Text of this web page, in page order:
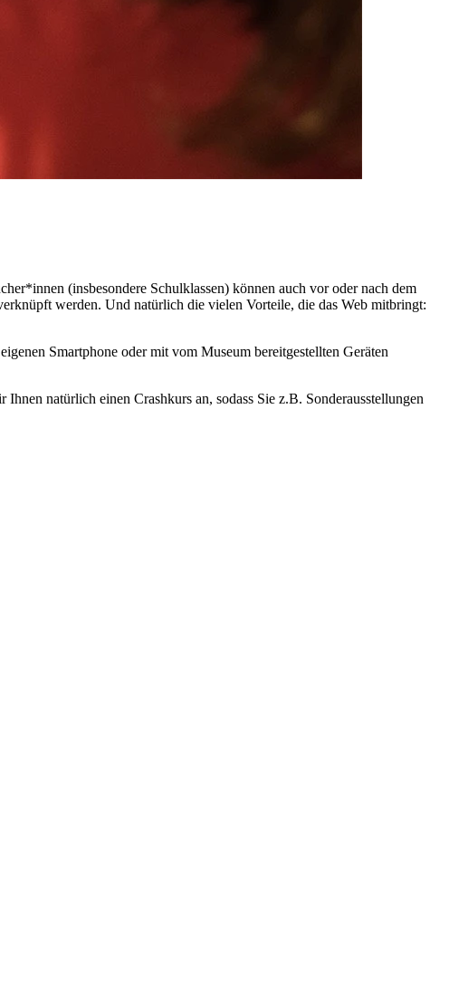
(insbesondere Schulklassen) können auch vor oder nach dem
werden. Und natürlich die vielen Vorteile, die das Web mitbringt:
Smartphone oder mit vom Museum bereitgestellten Geräten
natürlich einen Crashkurs an, sodass Sie z.B. Sonderausstellungen